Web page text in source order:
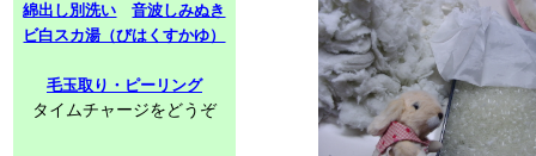
綿出し別洗い
音波しみぬき
ビ白スカ湯（びはくすかゆ）
毛玉取り・ピーリング
タイムチャージをどうぞ